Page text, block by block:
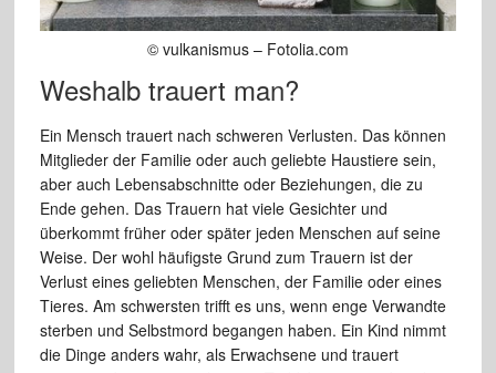
© vulkanismus – Fotolia.com
Weshalb trauert man?
Ein Mensch trauert nach schweren Verlusten. Das können
Mitglieder der Familie oder auch geliebte Haustiere sein,
aber auch Lebensabschnitte oder Beziehungen, die zu
Ende gehen. Das Trauern hat viele Gesichter und
überkommt früher oder später jeden Menschen auf seine
Weise. Der wohl häufigste Grund zum Trauern ist der
Verlust eines geliebten Menschen, der Familie oder eines
Tieres. Am schwersten trifft es uns, wenn enge Verwandte
sterben und Selbstmord begangen haben. Ein Kind nimmt
die Dinge anders wahr, als Erwachsene und trauert